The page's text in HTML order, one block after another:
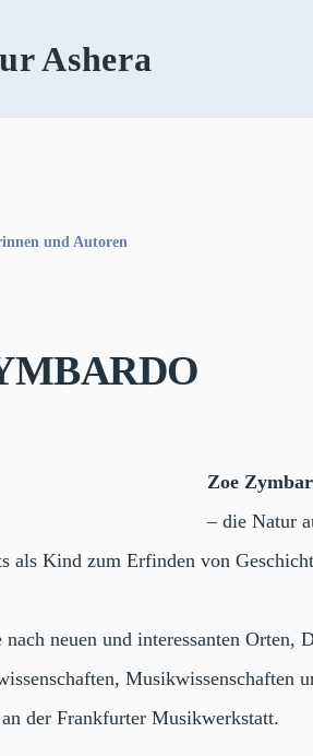
Ashera
und Autoren
Zoe
– die Natur
als Kind zum Erfinden von
nach neuen und interessanten
der Frankfurter Musikwerkstatt.